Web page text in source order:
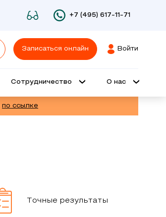
+7 (495) 617-11-71
Записаться онлайн Войти
Сотрудничество О нас
по ссылке
Точные результаты